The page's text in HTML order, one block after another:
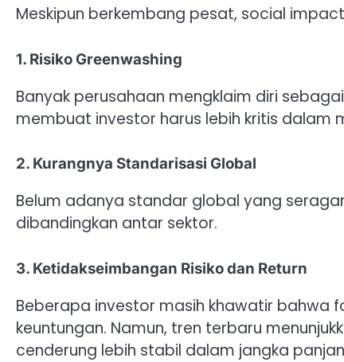
Meskipun berkembang pesat, social
1. Risiko Greenwashing
Banyak perusahaan mengklaim diri
membuat investor harus lebih kritis dalam
2. Kurangnya Standarisasi Global
Belum adanya standar global yang
dibandingkan antar sektor.
3. Ketidakseimbangan Risiko dan Return
Beberapa investor masih khawatir bahwa
keuntungan. Namun, tren terbaru
cenderung lebih stabil dalam jangka